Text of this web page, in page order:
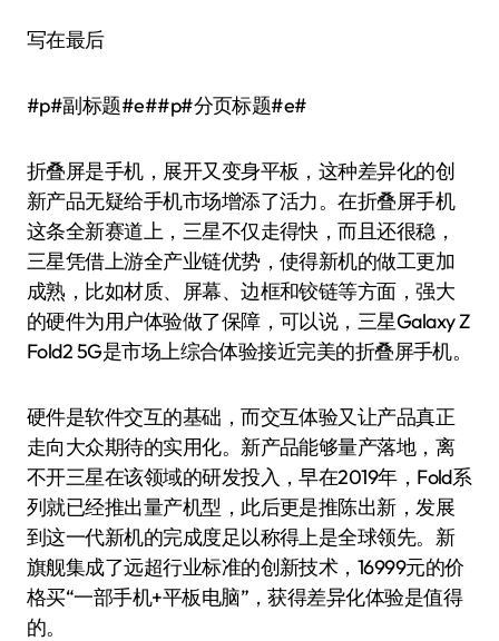
写在最后
#p#副标题#e##p#分页标题#e#
折叠屏是手机，展开又变身平板，这种差异化的创
新产品无疑给手机市场增添了活力。在折叠屏手机
这条全新赛道上，三星不仅走得快，而且还很稳，
三星凭借上游全产业链优势，使得新机的做工更加
成熟，比如材质、屏幕、边框和铰链等方面，强大
的硬件为用户体验做了保障，可以说，三星Galaxy Z
Fold2 5G是市场上综合体验接近完美的折叠屏手机。
硬件是软件交互的基础，而交互体验又让产品真正
走向大众期待的实用化。新产品能够量产落地，离
不开三星在该领域的研发投入，早在2019年，Fold系
列就已经推出量产机型，此后更是推陈出新，发展
到这一代新机的完成度足以称得上是全球领先。新
旗舰集成了远超行业标准的创新技术，16999元的价
格买“一部手机+平板电脑”，获得差异化体验是值得
的。